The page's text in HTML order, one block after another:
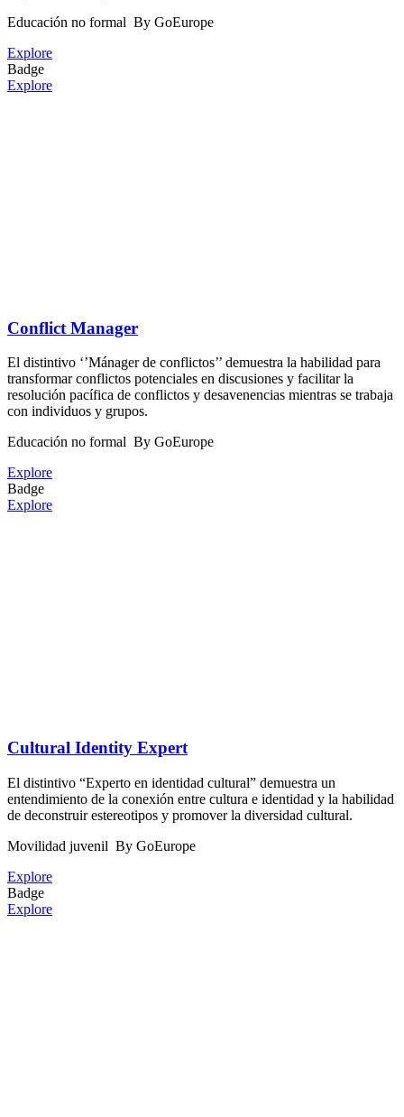
Educación no formal By GoEurope
Explore
Badge
Explore
Conflict Manager
El distintivo ‘’Mánager de conflictos’’ demuestra la habilidad para
transformar conflictos potenciales en discusiones y facilitar la
resolución pacífica de conflictos y desavenencias mientras se trabaja
con individuos y grupos.
Educación no formal By GoEurope
Explore
Badge
Explore
Cultural Identity Expert
El distintivo “Experto en identidad cultural” demuestra un
entendimiento de la conexión entre cultura e identidad y la habilidad
de deconstruir estereotipos y promover la diversidad cultural.
Movilidad juvenil By GoEurope
Explore
Badge
Explore